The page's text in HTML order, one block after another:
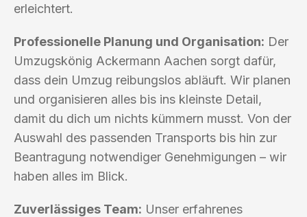
erleichtert.
Professionelle Planung und Organisation: Der
Umzugskönig Ackermann Aachen sorgt dafür,
dass dein Umzug reibungslos abläuft. Wir planen
und organisieren alles bis ins kleinste Detail,
damit du dich um nichts kümmern musst. Von der
Auswahl des passenden Transports bis hin zur
Beantragung notwendiger Genehmigungen – wir
haben alles im Blick.
Zuverlässiges Team: Unser erfahrenes